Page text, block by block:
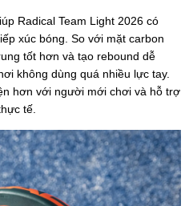
Radical Team Light 2026 có
xúc bóng. So với mặt carbon
tốt hơn và tạo rebound dễ
không dùng quá nhiều lực tay.
hơn với người mới chơi và hỗ trợ
tế.